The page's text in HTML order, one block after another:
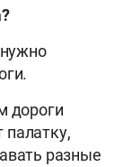
дороги
разные